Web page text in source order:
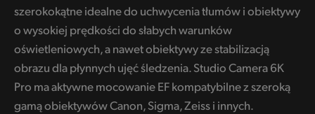
United States
szerokokątne idealne do uchwycenia tłumów i obiektywy
o wysokiej prędkości do słabych warunków
oświetleniowych, a nawet obiektywy ze stabilizacją
obrazu dla płynnych ujęć śledzenia. Studio Camera 6K
Pro ma aktywne mocowanie EF kompatybilne z szeroką
gamą obiektywów Canon, Sigma, Zeiss i innych.